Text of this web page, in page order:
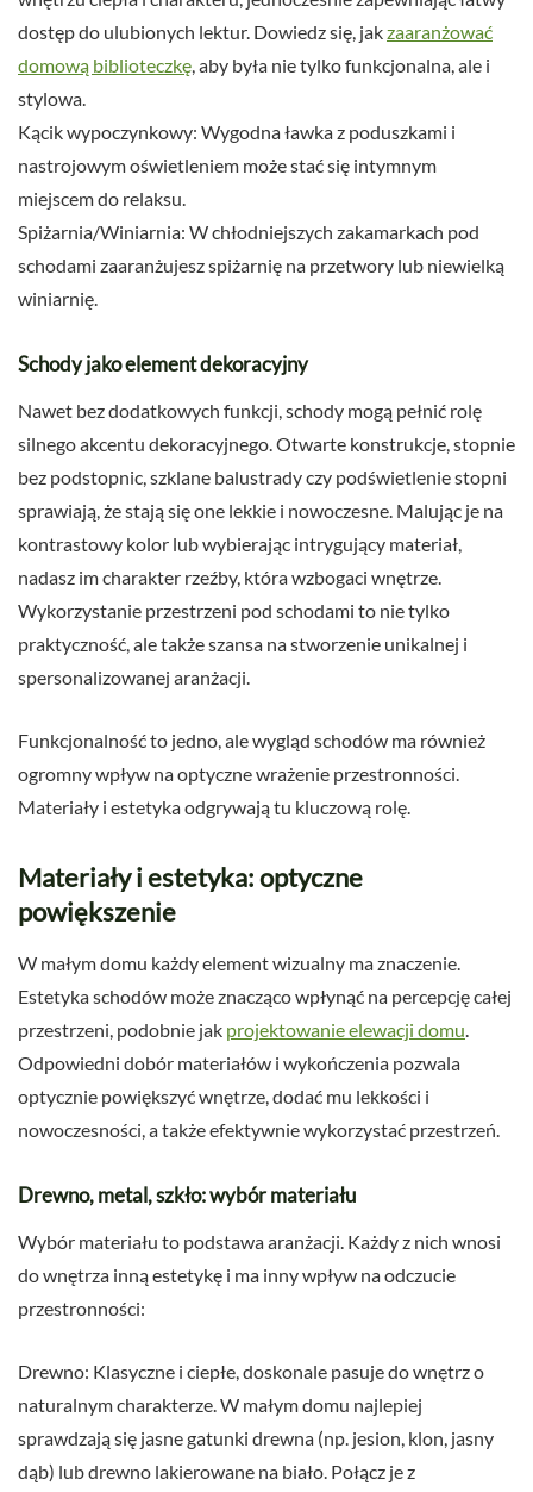
dostęp do ulubionych lektur. Dowiedz się, jakzaaranżować
domową biblioteczkę, aby była nie tylko funkcjonalna, ale i
stylowa.
Kącik wypoczynkowy: Wygodna ławka z poduszkami i
nastrojowym oświetleniem może stać się intymnym
miejscem do relaksu.
Spiżarnia/Winiarnia: W chłodniejszych zakamarkach pod
schodami zaaranżujesz spiżarnię na przetwory lub niewielką
winiarnię.
Schody jako element dekoracyjny
Nawet bez dodatkowych funkcji, schody mogą pełnić rolę
silnego akcentu dekoracyjnego. Otwarte konstrukcje, stopnie
bez podstopnic, szklane balustrady czy podświetlenie stopni
sprawiają, że stają się one lekkie i nowoczesne. Malując je na
kontrastowy kolor lub wybierając intrygujący materiał,
nadasz im charakter rzeźby, która wzbogaci wnętrze.
Wykorzystanie przestrzeni pod schodami to nie tylko
praktyczność, ale także szansa na stworzenie unikalnej i
spersonalizowanej aranżacji.
Funkcjonalność to jedno, ale wygląd schodów ma również
ogromny wpływ na optyczne wrażenie przestronności.
Materiały i estetyka odgrywają tu kluczową rolę.
Materiały i estetyka: optyczne
powiększenie
W małym domu każdy element wizualny ma znaczenie.
Estetyka schodów może znacząco wpłynąć na percepcję całej
przestrzeni, podobnie jak projektowanie elewacji domu.
Odpowiedni dobór materiałów i wykończenia pozwala
optycznie powiększyć wnętrze, dodać mu lekkości i
nowoczesności, a także efektywnie wykorzystać przestrzeń.
Drewno, metal, szkło: wybór materiału
Wybór materiału to podstawa aranżacji. Każdy z nich wnosi
do wnętrza inną estetykę i ma inny wpływ na odczucie
przestronności:
Drewno: Klasyczne i ciepłe, doskonale pasuje do wnętrz o
naturalnym charakterze. W małym domu najlepiej
sprawdzają się jasne gatunki drewna (np. jesion, klon, jasny
dąb) lub drewno lakierowane na biało. Połącz je z